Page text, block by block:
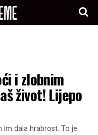
i zlobnim
život! Lijepo
im dala hrabrost. To je